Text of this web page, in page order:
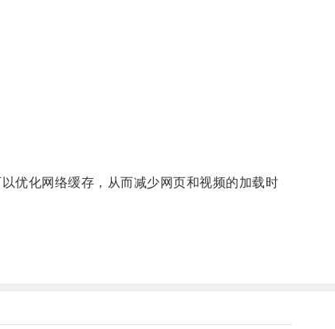
优化网络缓存，从而减少网页和视频的加载时